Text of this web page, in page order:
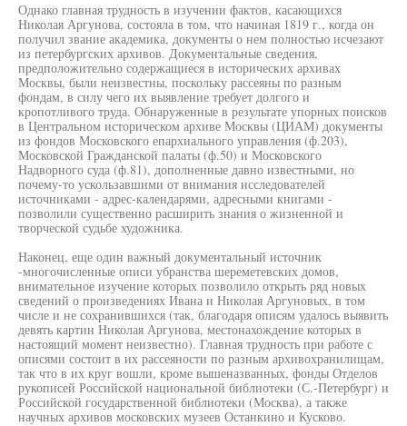
Однако главная трудность в изучении фактов, касающихся
Николая Аргунова, состояла в том, что начиная 1819 г., когда он
получил звание академика, документы о нем полностью исчезают
из петербургских архивов. Документальные сведения,
предположительно содержащиеся в исторических архивах
Москвы, были неизвестны, поскольку рассеяны по разным
фондам, в силу чего их выявление требует долгого и
кропотливого труда. Обнаруженные в результате упорных поисков
в Центральном историческом архиве Москвы (ЦИАМ) документы
из фондов Московского епархиального управления (ф.203),
Московской Гражданской палаты (ф.50) и Московского
Надворного суда (ф.81), дополненные давно известными, но
почему-то ускользавшими от внимания исследователей
источниками - адрес-календарями, адресными книгами -
позволили существенно расширить знания о жизненной и
творческой судьбе художника.
Наконец, еще один важный документальный источник
-многочисленные описи убранства шереметевских домов,
внимательное изучение которых позволило открыть ряд новых
сведений о произведениях Ивана и Николая Аргуновых, в том
числе и не сохранившихся (так, благодаря описям удалось выявить
девять картин Николая Аргунова, местонахождение которых в
настоящий момент неизвестно). Главная трудность при работе с
описями состоит в их рассеяности по разным архивохранилищам,
так что в их круг вошли, кроме вышеназванных, фонды Отделов
рукописей Российской национальной библиотеки (С.-Петербург) и
Российской государственной библиотеки (Москва), а также
научных архивов московских музеев Останкино и Кусково.